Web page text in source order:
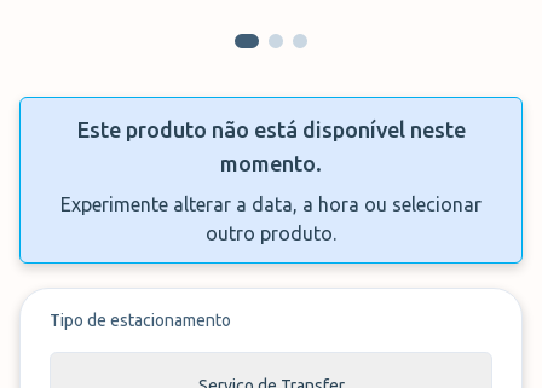
Este produto não está disponível neste
momento.
Experimente alterar a data, a hora ou selecionar
outro produto.
Tipo de estacionamento